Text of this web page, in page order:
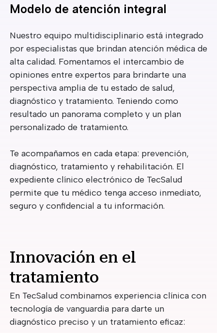
Modelo de atención integral
Nuestro equipo multidisciplinario está integrado
por especialistas que brindan atención médica de
alta calidad. Fomentamos el intercambio de
opiniones entre expertos para brindarte una
perspectiva amplia de tu estado de salud,
diagnóstico y tratamiento. Teniendo como
resultado un panorama completo y un plan
personalizado de tratamiento.
Te acompañamos en cada etapa: prevención,
diagnóstico, tratamiento y rehabilitación. El
expediente clínico electrónico de TecSalud
permite que tu médico tenga acceso inmediato,
seguro y confidencial a tu información.
Innovación en el
tratamiento
En TecSalud combinamos experiencia clínica con
tecnología de vanguardia para darte un
diagnóstico preciso y un tratamiento eficaz: